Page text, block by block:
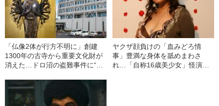
「仏像2体が行方不明に」創建
1300年の古寺から重要文化財が
消えた…ドロ沼の盗難事件に“空
ヤクザ顔負けの「血みどろ情
事」豊満な身体を舐めまわさ
れ…「自称16歳美少女」怪演